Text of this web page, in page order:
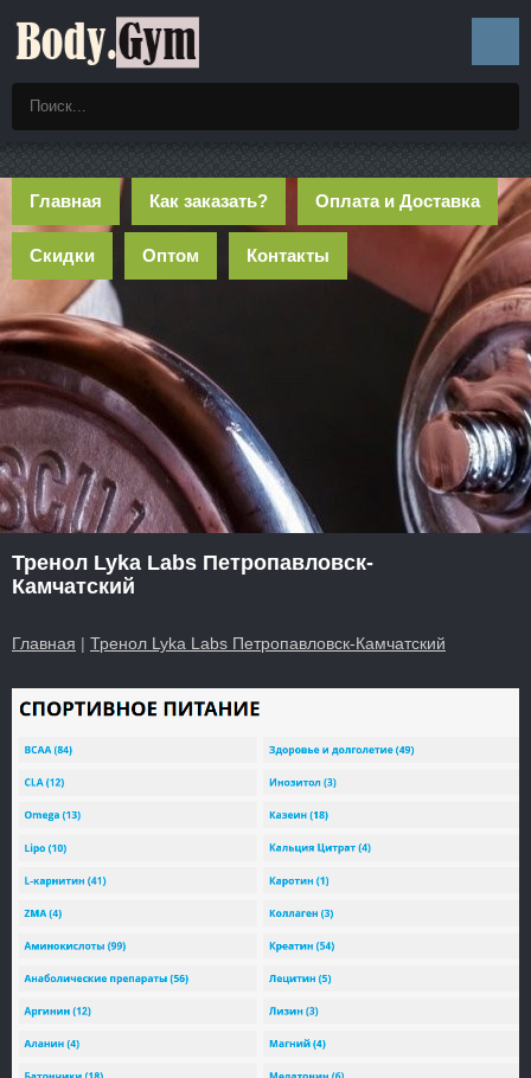
Главная Как заказать? Оплата и Доставка
Скидки Оптом Контакты
Тренол Lyka Labs Петропавловск-
Камчатский
Главная | Тренол Lyka Labs Петропавловск-Камчатский